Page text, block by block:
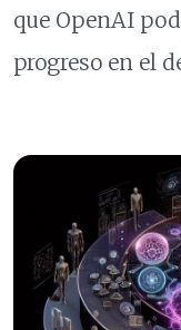
que OpenAI
progreso en el